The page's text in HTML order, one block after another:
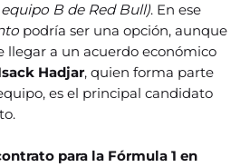
equipo B de Red Bull). En ese
podría ser una opción, aunque
llegar a un acuerdo económico
Hadjar, quien forma parte
es el principal candidato
para la Fórmula 1 en